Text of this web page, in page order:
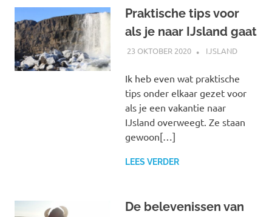
Praktische tips voor
als je naar IJsland gaat
23 OKTOBER 2020 MARJOLEIN
IJSLAND
Ik heb even wat praktische
tips onder elkaar gezet voor
als je een vakantie naar
IJsland overweegt. Ze staan
gewoon[…]
LEES VERDER
De belevenissen van